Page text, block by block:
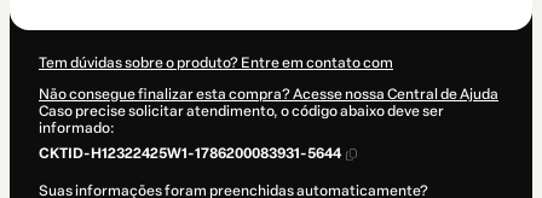
Tem dúvidas sobre o produto? Entre em contato com
Não consegue finalizar esta compra? Acesse nossa Central de Ajuda
Caso precise solicitar atendimento, o código abaixo deve ser
informado:
CKTID-H12322425W1-1786200083931-5644
Suas informações foram preenchidas automaticamente?